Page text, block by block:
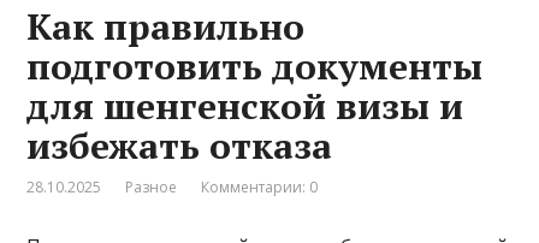
Как правильно
подготовить документы
для шенгенской визы и
избежать отказа
28.10.2025 Разное Комментарии: 0